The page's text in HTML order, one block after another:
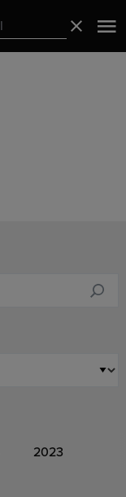
2023